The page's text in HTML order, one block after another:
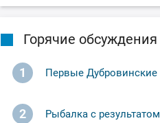
Горячие обсуждения
1 Первые Дубровинские
2
Рыбалка с результатом